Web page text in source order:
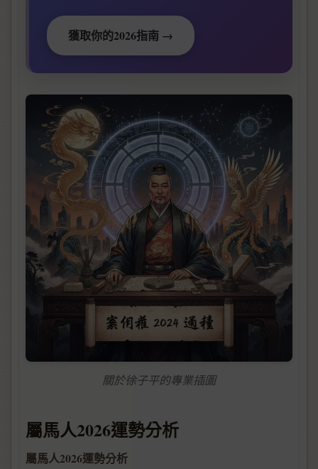
獲取你的2026指南 →
關於徐子平的專業插圖
屬馬人2026運勢分析
屬馬人2026運勢分析